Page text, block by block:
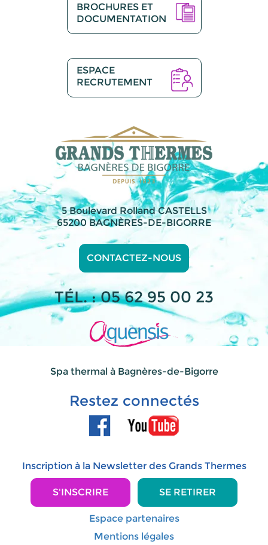
BROCHURES ET
DOCUMENTATION
ESPACE
RECRUTEMENT
5 Boulevard Rolland CASTELLS
65200 BAGNÈRES-DE-BIGORRE
CONTACTEZ-NOUS
TÉL. : 05 62 95 00 23
Spa thermal à Bagnères-de-Bigorre
Restez connectés
Inscription à la Newsletter des Grands Thermes
S'INSCRIRE SE RETIRER
Espace partenaires
Mentions légales